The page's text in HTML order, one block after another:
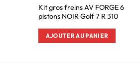
Kit gros freins AV FORGE 6
pistons NOIR Golf 7 R 310
AJOUTER AU PANIER